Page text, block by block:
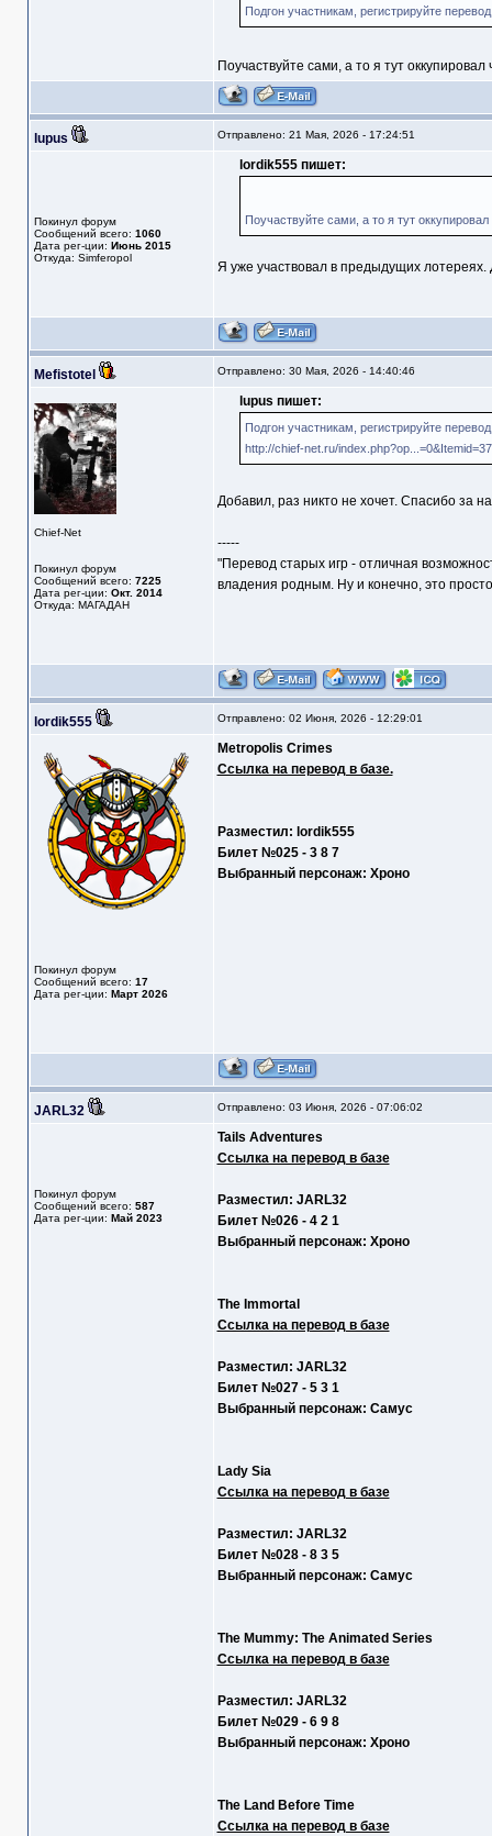
Подгон участникам, регистрируйте
Поучаствуйте сами, а то я тут оккупировал
lupus Отправлено: 21 Мая, 2026 - 17:24:51
Покинул форум
Сообщений всего: 1060
Дата рег-ции: Июнь 2015
Откуда: Simferopol
lordik555 пишет:
Поучаствуйте сами, а то я тут
Я уже участвовал в предыдущих
Mefistotel Отправлено: 30 Мая, 2026 - 14:40:46
Chief-Net
Покинул форум
Сообщений всего: 7225
Дата рег-ции: Окт. 2014
Откуда: МАГАДАН
lupus пишет:
Подгон участникам, регистрируйте
http://chief-net.ru/index.php?op...=0&Itemid=37
Добавил, раз никто не хочет. Спасибо за
-----
"Перевод старых игр - отличная
владения родным. Ну и конечно, это
lordik555 Отправлено: 02 Июня, 2026 - 12:29:01
Покинул форум
Сообщений всего: 17
Дата рег-ции: Март 2026
Metropolis Crimes
Ссылка на перевод в базе.
Разместил: lordik555
Билет №025 - 3 8 7
Выбранный персонаж: Хроно
JARL32 Отправлено: 03 Июня, 2026 - 07:06:02
Покинул форум
Сообщений всего: 587
Дата рег-ции: Май 2023
Tails Adventures
Ссылка на перевод в базе
Разместил: JARL32
Билет №026 - 4 2 1
Выбранный персонаж: Хроно
The Immortal
Ссылка на перевод в базе
Разместил: JARL32
Билет №027 - 5 3 1
Выбранный персонаж: Самус
Lady Sia
Ссылка на перевод в базе
Разместил: JARL32
Билет №028 - 8 3 5
Выбранный персонаж: Самус
The Mummy: The Animated Series
Ссылка на перевод в базе
Разместил: JARL32
Билет №029 - 6 9 8
Выбранный персонаж: Хроно
The Land Before Time
Ссылка на перевод в базе